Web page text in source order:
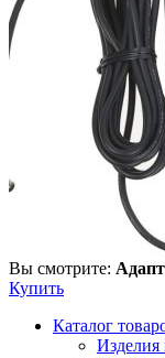
Вы смотрите:
Купить
Каталог
Изделия